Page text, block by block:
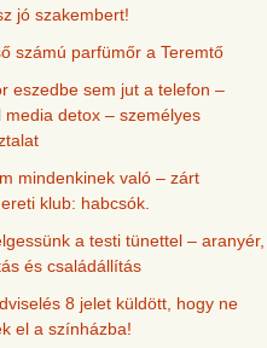
jó szakembert!
számú parfümőr a Teremtő
eszedbe sem jut a telefon –
media detox – személyes
mindenkinek való – zárt
klub: habcsók.
a testi tünettel – aranyér,
és családállítás
8 jelet küldött, hogy ne
el a színházba!